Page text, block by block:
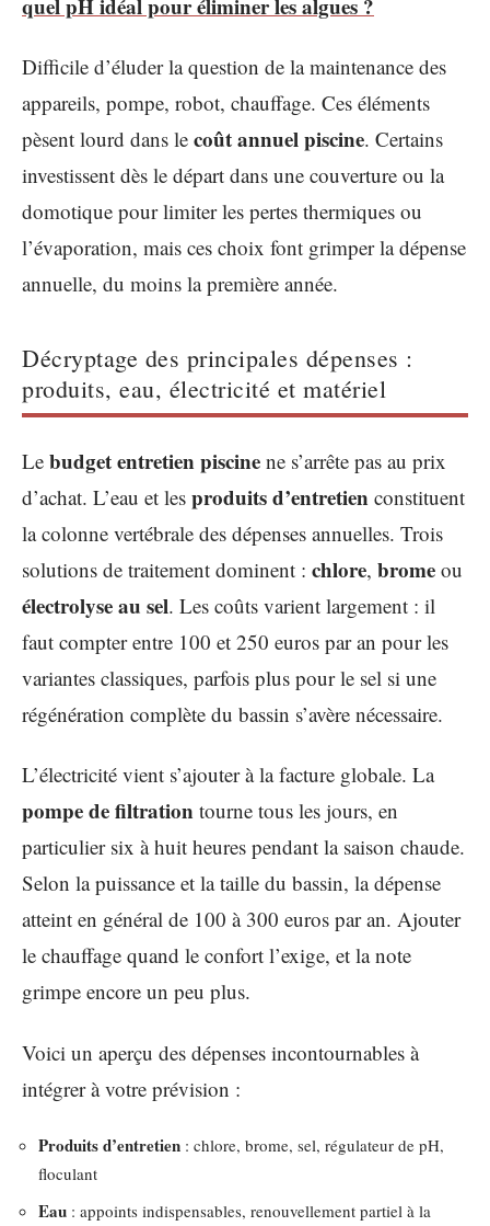
Difficile d’éluder la question de la maintenance des
appareils, pompe, robot, chauffage. Ces éléments
pèsent lourd dans le coût annuel piscine. Certains
investissent dès le départ dans une couverture ou la
domotique pour limiter les pertes thermiques ou
l’évaporation, mais ces choix font grimper la dépense
annuelle, du moins la première année.
Décryptage des principales dépenses :
produits, eau, électricité et matériel
Le budget entretien piscine ne s’arrête pas au prix
d’achat. L’eau et les produits d’entretien constituent
la colonne vertébrale des dépenses annuelles. Trois
solutions de traitement dominent : chlore, brome ou
électrolyse au sel. Les coûts varient largement : il
faut compter entre 100 et 250 euros par an pour les
variantes classiques, parfois plus pour le sel si une
régénération complète du bassin s’avère nécessaire.
L’électricité vient s’ajouter à la facture globale. La
pompe de filtration tourne tous les jours, en
particulier six à huit heures pendant la saison chaude.
Selon la puissance et la taille du bassin, la dépense
atteint en général de 100 à 300 euros par an. Ajouter
le chauffage quand le confort l’exige, et la note
grimpe encore un peu plus.
Voici un aperçu des dépenses incontournables à
intégrer à votre prévision :
Produits d’entretien : chlore, brome, sel, régulateur de pH,
floculant
Eau : appoints indispensables, renouvellement partiel à la